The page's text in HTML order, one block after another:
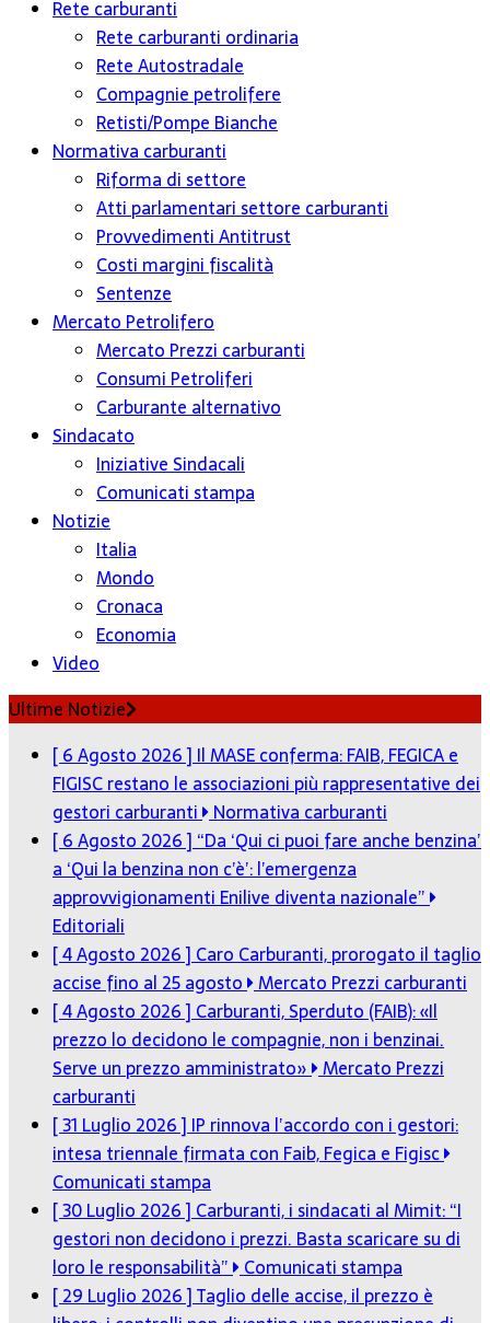
Rete carburanti
Rete carburanti ordinaria
Rete Autostradale
Compagnie petrolifere
Retisti/Pompe Bianche
Normativa carburanti
Riforma di settore
Atti parlamentari settore carburanti
Provvedimenti Antitrust
Costi margini fiscalità
Sentenze
Mercato Petrolifero
Mercato Prezzi carburanti
Consumi Petroliferi
Carburante alternativo
Sindacato
Iniziative Sindacali
Comunicati stampa
Notizie
Italia
Mondo
Cronaca
Economia
Video
Ultime Notizie
[ 6 Agosto 2026 ] Il MASE conferma: FAIB, FEGICA e
FIGISC restano le associazioni più rappresentative dei
gestori carburanti
Normativa carburanti
[ 6 Agosto 2026 ] “Da ‘Qui ci puoi fare anche benzina’
a ‘Qui la benzina non c’è’: l’emergenza
approvvigionamenti Enilive diventa nazionale”
Editoriali
[ 4 Agosto 2026 ] Caro Carburanti, prorogato il taglio
accise fino al 25 agosto Mercato Prezzi carburanti
[ 4 Agosto 2026 ] Carburanti, Sperduto (FAIB): «Il
prezzo lo decidono le compagnie, non i benzinai.
Serve un prezzo amministrato» Mercato Prezzi
carburanti
[ 31 Luglio 2026 ] IP rinnova l’accordo con i gestori:
intesa triennale firmata con Faib, Fegica e Figisc
Comunicati stampa
[ 30 Luglio 2026 ] Carburanti, i sindacati al Mimit: “I
gestori non decidono i prezzi. Basta scaricare su di
loro le responsabilità”
Comunicati stampa
[ 29 Luglio 2026 ]Taglio delle accise, il prezzo è